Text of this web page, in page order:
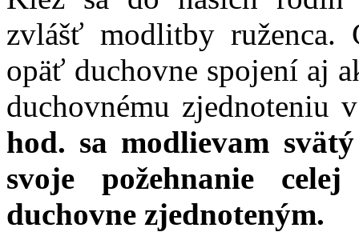
zvlášť modlitby ruženca.
opäť duchovne spojení aj
duchovnému zjednoteniu
hod. sa modlievam
svoje požehnanie
duchovne zjednoteným.